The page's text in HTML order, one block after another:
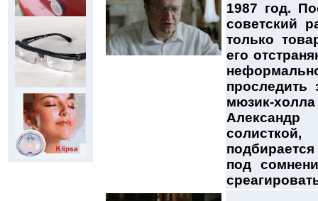
1987 год.
советский
только
его
проследить
мюзик-
под